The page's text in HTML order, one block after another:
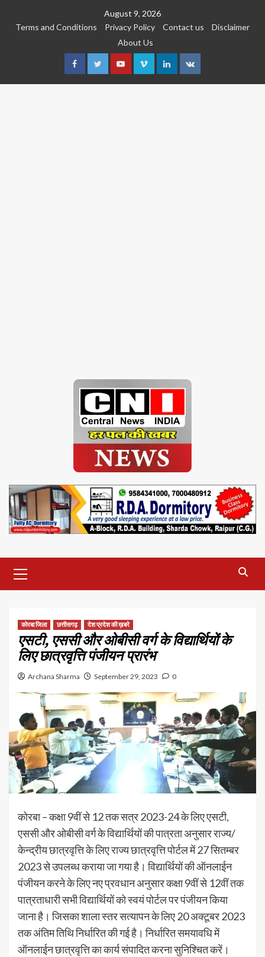
August 9, 2026
Terms and Conditions
Privacy Policy Contact us
Disclaimer
About Us
FacebookTwitterYoutubeVimeoLinkedin
VK
Menu
कोरबा जिला छत्तीसगढ़ देश प्रदेश की ख़बरे
एसटी, एससी और ओबीसी वर्ग के विद्यार्थियों के
लिए छात्रवृत्ति पंजीयन प्रारंभ
Archana Sharma September 29, 2023 0
कोरबा – कक्षा 9वीं से 12 तक सत्र 2023-24 के लिए एसटी,
एससी और ओबीसी वर्ग के विद्यार्थियों की पात्रता अनुसार राज्य/
केन्द्रीय छात्रवृत्ति के लिए राज्य छात्रवृत्ति पोर्टल में 27 सितम्बर
2023 से उपलब्ध कराया जा गया है। विद्यार्थियों की ऑनलाईन
पंजीयन करने के लिए नए प्रवधान अनुसार कक्षा 9वीं से 12वीं तक
पात्रताधारी सभी विद्यार्थियों को स्वयं पोर्टल पर पंजीयन किया
जाना है। जिसका शाला स्तर सत्यापन के लिए 20 अक्टूबर 2023
तक अंतिम तिथि निर्धारित की गई है। निर्धारित समयावधि में
ऑनलाईन छात्रवृत्ति का कार्य संपादित करना सुनिश्चित करें।